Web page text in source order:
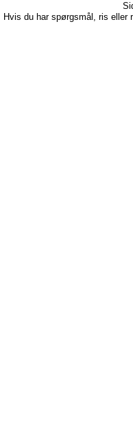
Hvis du har spørgsmål, ris eller